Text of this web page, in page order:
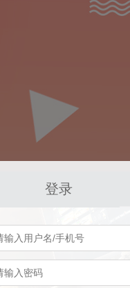
登录